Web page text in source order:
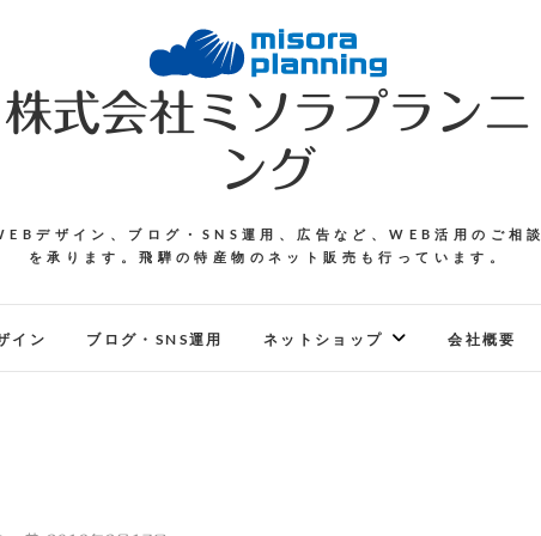
株式会社ミソラプランニ
ング
デザイン、ブログ・SNS運用、広告など、WEB活用のご相談
を承ります。飛騨の特産物のネット販売も行っています。
イン ブログ・SNS運用 ネットショップ 会社概要